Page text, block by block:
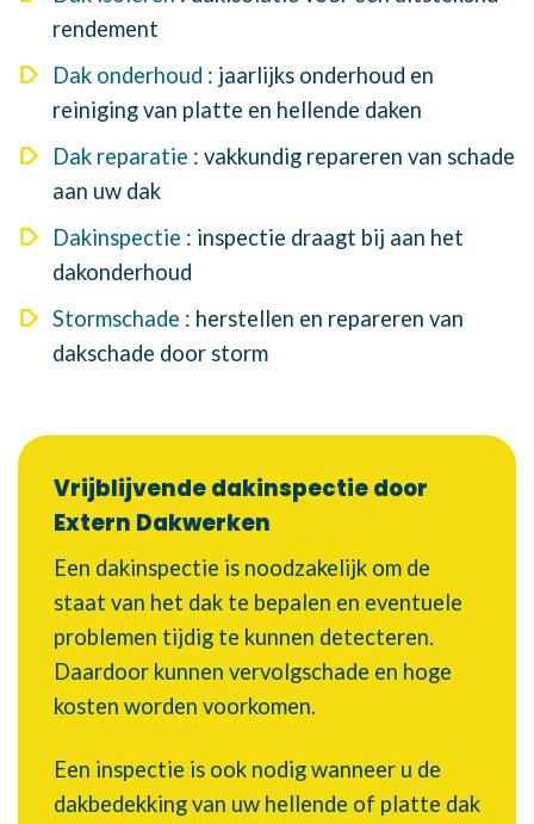
rendement
Dak onderhoud : jaarlijks onderhoud en
reiniging van platte en hellende daken
Dak reparatie : vakkundig repareren van schade
aan uw dak
Dakinspectie : inspectie draagt bij aan het
dakonderhoud
Stormschade : herstellen en repareren van
dakschade door storm
Vrijblijvende dakinspectie door
Extern Dakwerken
Een dakinspectie is noodzakelijk om de
staat van het dak te bepalen en eventuele
problemen tijdig te kunnen detecteren.
Daardoor kunnen vervolgschade en hoge
kosten worden voorkomen.
Een inspectie is ook nodig wanneer u de
dakbedekking van uw hellende of platte dak